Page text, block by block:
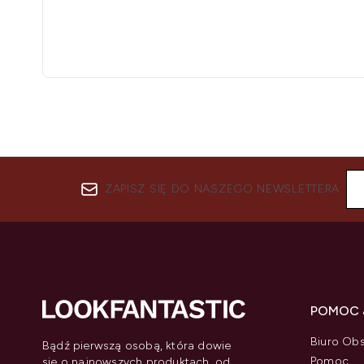
ZAPISZ SIĘ DO NASZEGO NEWSLETTERA
Bądź pierwszą osobą, która dowie
POMOC
Biuro
Pomoc